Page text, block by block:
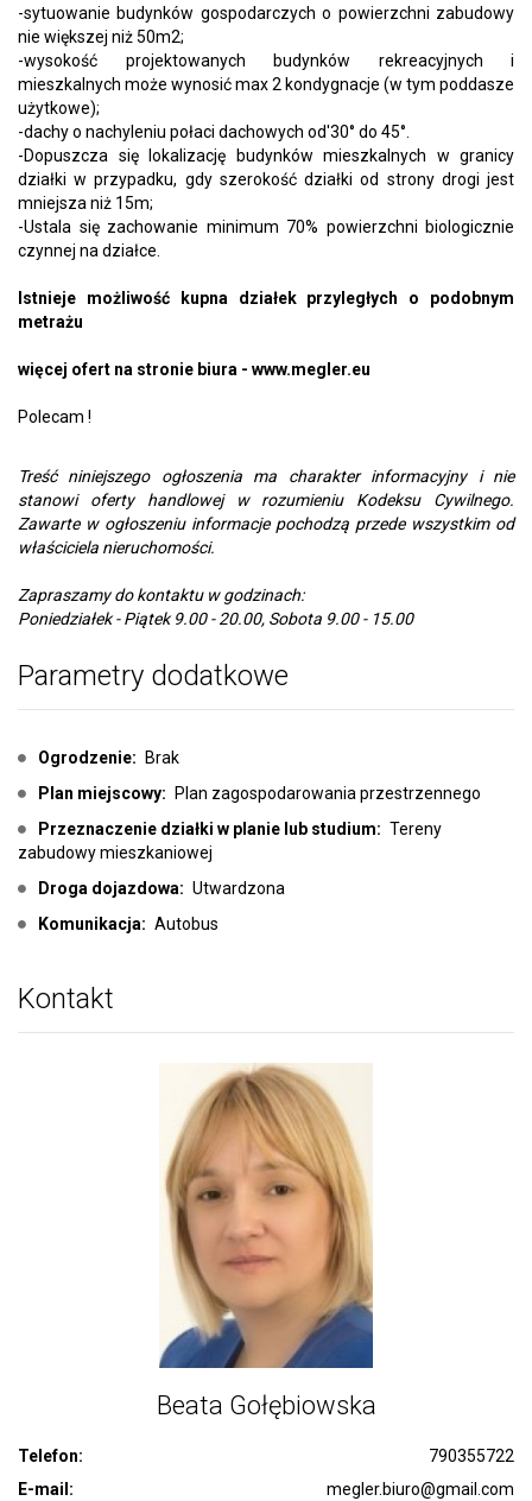
-sytuowanie budynków gospodarczych o powierzchni zabudowy
nie większej niż 50m2;
-wysokość projektowanych budynków rekreacyjnych i
mieszkalnych może wynosić max 2 kondygnacje (w tym poddasze
użytkowe);
-dachy o nachyleniu połaci dachowych od'30° do 45°.
-Dopuszcza się lokalizację budynków mieszkalnych w granicy
działki w przypadku, gdy szerokość działki od strony drogi jest
mniejsza niż 15m;
-Ustala się zachowanie minimum 70% powierzchni biologicznie
czynnej na działce.
Istnieje możliwość kupna działek przyległych o podobnym
metrażu
więcej ofert na stronie biura - www.megler.eu
Polecam !
Treść niniejszego ogłoszenia ma charakter informacyjny i nie
stanowi oferty handlowej w rozumieniu Kodeksu Cywilnego.
Zawarte w ogłoszeniu informacje pochodzą przede wszystkim od
właściciela nieruchomości.
Zapraszamy do kontaktu w godzinach:
Poniedziałek - Piątek 9.00 - 20.00, Sobota 9.00 - 15.00
Parametry dodatkowe
Ogrodzenie: Brak
Plan miejscowy: Plan zagospodarowania przestrzennego
Przeznaczenie działki w planie lub studium: Tereny
zabudowy mieszkaniowej
Droga dojazdowa: Utwardzona
Komunikacja: Autobus
Kontakt
Beata Gołębiowska
Telefon:
790355722
E-mail:
megler.biuro@gmail.com